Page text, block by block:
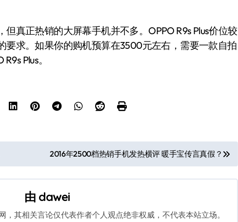
正热销的大屏幕手机并不多。OPPO R9s Plus价位较
要求。如果你的购机预算在3500元左右，需要一款自拍
Plus。
2016年2500档热销手机发热横评 暖手宝传言真假？
由 dawei
，其相关言论仅代表作者个人观点绝非权威，不代表本站立场。